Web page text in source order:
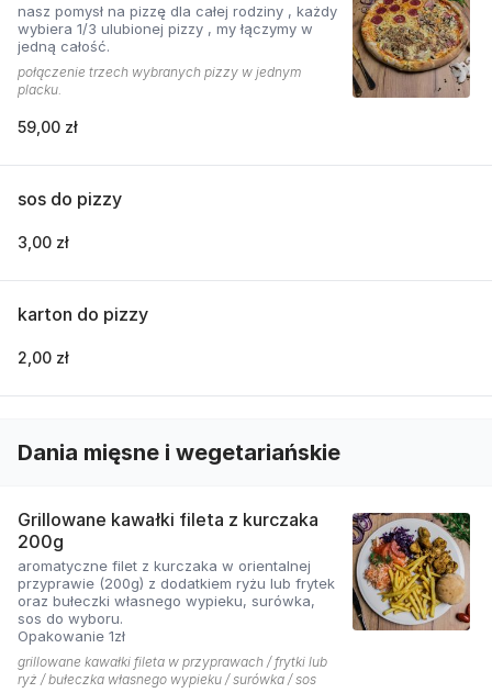
nasz pomysł na pizzę dla całej rodziny , każdy
wybiera 1/3 ulubionej pizzy , my łączymy w
jedną całość.
połączenie trzech wybranych pizzy w jednym
placku.
59,00 zł
sos do pizzy
3,00 zł
karton do pizzy
2,00 zł
Dania mięsne i wegetariańskie
Grillowane kawałki fileta z kurczaka
200g
aromatyczne filet z kurczaka w orientalnej
przyprawie (200g) z dodatkiem ryżu lub frytek
oraz bułeczki własnego wypieku, surówka,
sos do wyboru.
Opakowanie 1zł
grillowane kawałki fileta w przyprawach / frytki lub
ryż / bułeczka własnego wypieku / surówka / sos